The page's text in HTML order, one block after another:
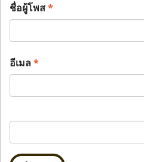
ชื่อผู้โพส*
อีเมล*